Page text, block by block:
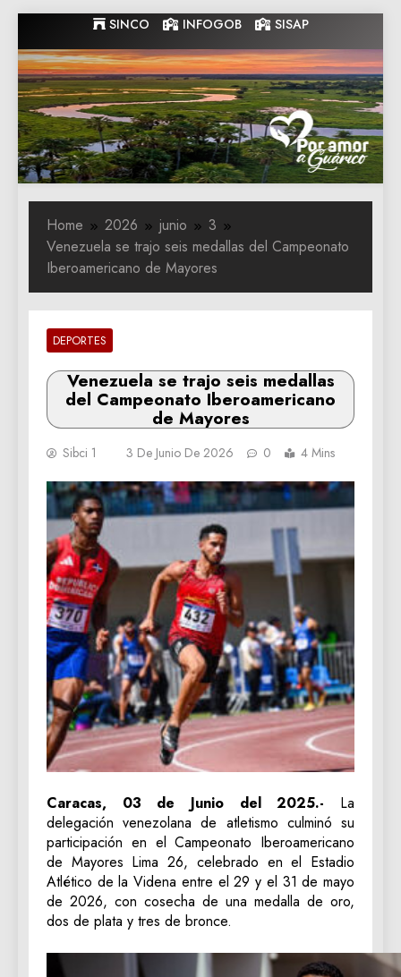
to
content
SINCO INFOGOB SISAP
Gobernacion
de Guarico
Gobernacion de Guarico
Home 2026 junio
3
Venezuela se trajo seis medallas del Campeonato
Iberoamericano de Mayores
DEPORTES
Venezuela se trajo seis medallas
del Campeonato Iberoamericano
de Mayores
Sibci 1 3 De Junio De 2026 0 4 Mins
Caracas, 03 de Junio del 2025.- La
delegación venezolana de atletismo culminó su
participación en el Campeonato Iberoamericano
de Mayores Lima 26, celebrado en el Estadio
Atlético de la Videna entre el 29 y el 31 de mayo
de 2026, con cosecha de una medalla de oro,
dos de plata y tres de bronce.